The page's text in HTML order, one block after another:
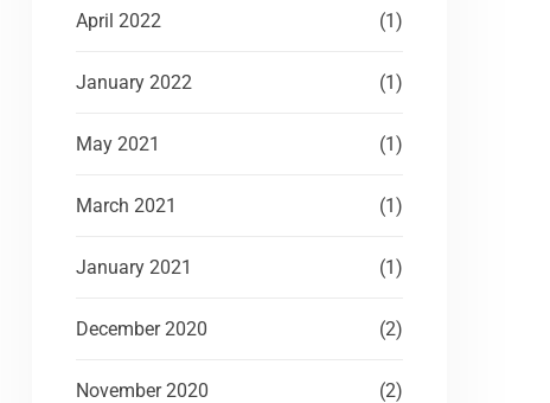
April 2022 (1)
January 2022 (1)
May 2021 (1)
March 2021 (1)
January 2021 (1)
December 2020 (2)
November 2020 (2)